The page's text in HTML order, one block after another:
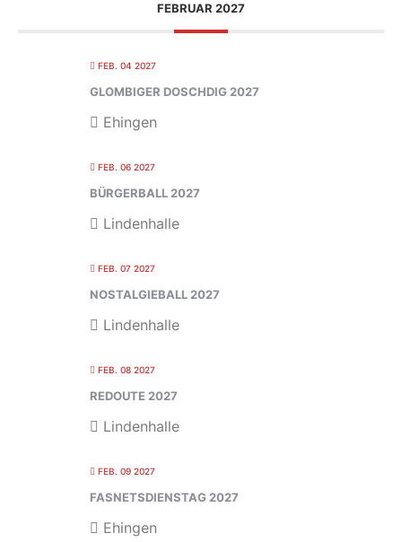
FEBRUAR 2027
FEB. 04 2027
GLOMBIGER DOSCHDIG 2027
Ehingen
FEB. 06 2027
BÜRGERBALL 2027
Lindenhalle
FEB. 07 2027
NOSTALGIEBALL 2027
Lindenhalle
FEB. 08 2027
REDOUTE 2027
Lindenhalle
FEB. 09 2027
FASNETSDIENSTAG 2027
Ehingen